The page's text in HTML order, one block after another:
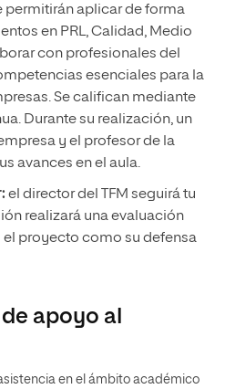
permitirán aplicar de forma
en PRL, Calidad, Medio
con profesionales del
esenciales para la
Se califican mediante
Durante su realización, un
y el profesor de la
avances en el aula.
el director del TFM seguirá tu
realizará una evaluación
el proyecto como su defensa
apoyo al
en el ámbito académico